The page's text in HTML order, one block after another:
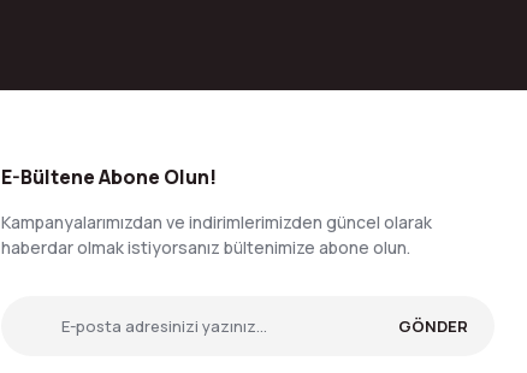
E-Bültene Abone Olun!
Kampanyalarımızdan ve indirimlerimizden güncel olarak
haberdar olmak istiyorsanız bültenimize abone olun.
GÖNDER